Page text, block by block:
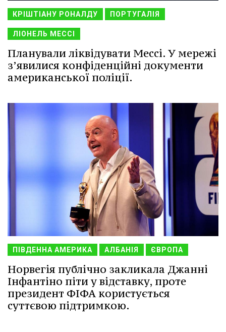
КРІШТІАНУ РОНАЛДУ ПОРТУГАЛІЯ
ЛІОНЕЛЬ МЕССІ
Планували ліквідувати Мессі. У мережі
з’явилися конфіденційні документи
американської поліції.
ПІВДЕННА АМЕРИКА АЛБАНІЯ ЄВРОПА
Норвегія публічно закликала Джанні
Інфантіно піти у відставку, проте
президент ФІФА користується
суттєвою підтримкою.